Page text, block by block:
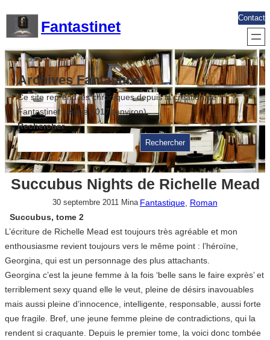
contenu
Fantastinet
Contact
Archives Fantastinet
Ce site reprend les chroniques depuis la création de
Fantastinet jusque 2017 (environ)
Rechercher
Rechercher
Succubus Nights de Richelle Mead
30 septembre 2011 Mina Fantastique, Roman
Succubus, tome 2
L’écriture de Richelle Mead est toujours très agréable et mon
enthousiasme revient toujours vers le même point : l’héroïne,
Georgina, qui est un personnage des plus attachants.
Georgina c’est la jeune femme à la fois ‘belle sans le faire exprès’ et
terriblement sexy quand elle le veut, pleine de désirs inavouables
mais aussi pleine d’innocence, intelligente, responsable, aussi forte
que fragile. Bref, une jeune femme pleine de contradictions, qui la
rendent si craquante. Depuis le premier tome, la voici donc tombée